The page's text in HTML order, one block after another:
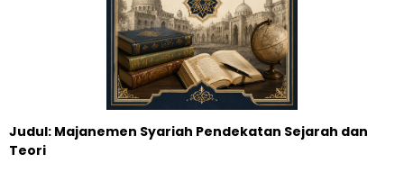
Judul: Majanemen Syariah Pendekatan Sejarah dan
Teori